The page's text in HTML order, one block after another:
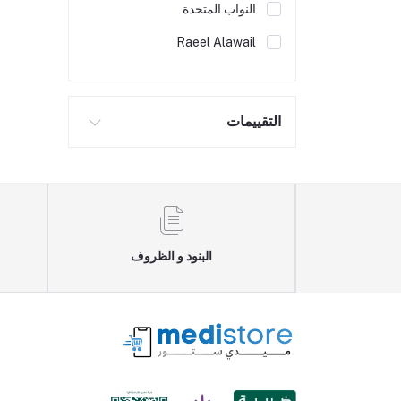
النواب المتحدة
Raeel Alawail
التقييمات
البنود و الظروف